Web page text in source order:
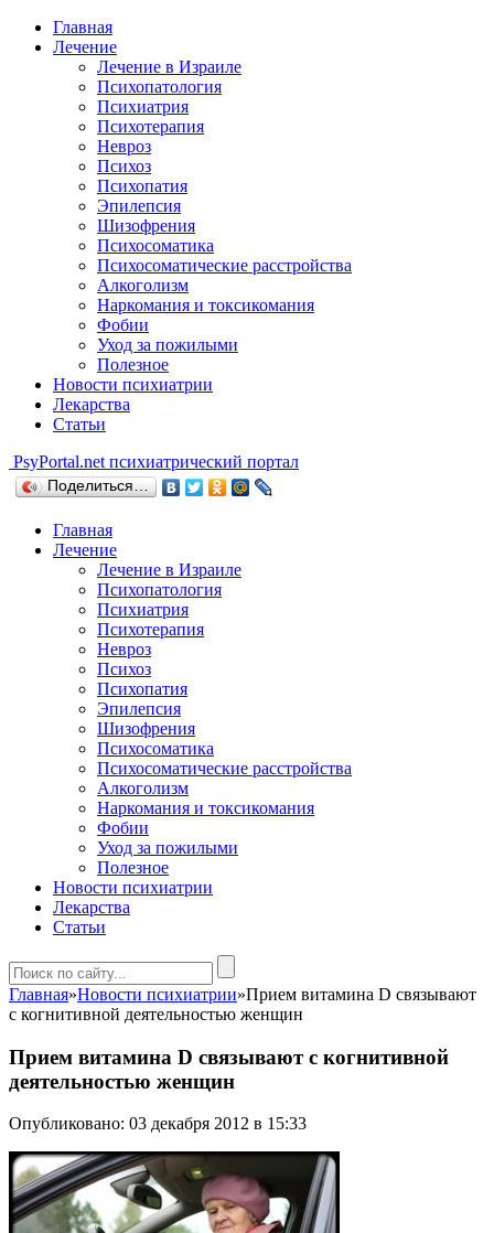
Главная
Лечение
Лечение в Израиле
Психопатология
Психиатрия
Психотерапия
Невроз
Психоз
Психопатия
Эпилепсия
Шизофрения
Психосоматика
Психосоматические расстройства
Алкоголизм
Наркомания и токсикомания
Фобии
Уход за пожилыми
Полезное
Новости психиатрии
Лекарства
Статьи
PsyPortal.net психиатрический портал
Поделиться…
Главная
Лечение
Лечение в Израиле
Психопатология
Психиатрия
Психотерапия
Невроз
Психоз
Психопатия
Эпилепсия
Шизофрения
Психосоматика
Психосоматические расстройства
Алкоголизм
Наркомания и токсикомания
Фобии
Уход за пожилыми
Полезное
Новости психиатрии
Лекарства
Статьи
Главная»Новости психиатрии»Прием витамина D связывают
с когнитивной деятельностью женщин
Прием витамина D связывают с когнитивной
деятельностью женщин
Опубликовано: 03 декабря 2012 в 15:33